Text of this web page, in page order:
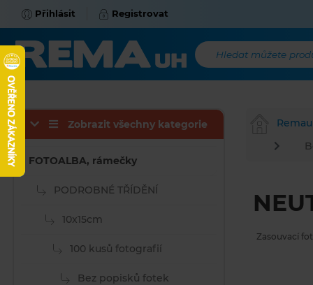
Přihlásit Registrovat
Hledat můžete
Zasouvací
Zobrazit všechny kategorie
FOTOALBA, rámečky
PODROBNÉ TŘÍDĚNÍ
10x15cm
100 kusů fotografií
Bez popisků fotek